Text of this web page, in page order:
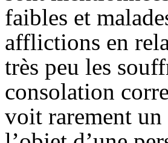
faibles et
afflictions en
très peu les
consolation
voit rarement